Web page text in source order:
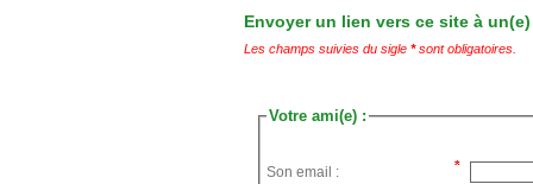
Envoyer un lien vers ce site à
Les champs suivies du sigle *sont obligatoires.
Votre ami(e) :
Son email :